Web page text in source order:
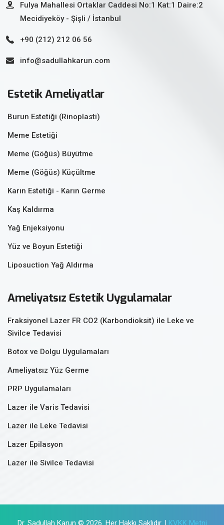
Fulya Mahallesi Ortaklar Caddesi No:1 Kat:1 Daire:2
Mecidiyeköy - Şişli / İstanbul
+90 (212) 212 06 56
info@sadullahkarun.com
Estetik Ameliyatlar
Burun Estetiği (Rinoplasti)
Meme Estetiği
Meme (Göğüs) Büyütme
Meme (Göğüs) Küçültme
Karın Estetiği - Karın Germe
Kaş Kaldırma
Yağ Enjeksiyonu
Yüz ve Boyun Estetiği
Liposuction Yağ Aldırma
Ameliyatsız Estetik Uygulamalar
Fraksiyonel Lazer FR CO2 (Karbondioksit) ile Leke ve
Sivilce Tedavisi
Botox ve Dolgu Uygulamaları
Ameliyatsız Yüz Germe
PRP Uygulamaları
Lazer ile Varis Tedavisi
Lazer ile Leke Tedavisi
Lazer Epilasyon
Lazer ile Sivilce Tedavisi